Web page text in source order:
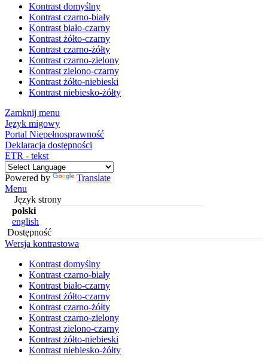
Kontrast domyślny
Kontrast czarno-biały
Kontrast biało-czarny
Kontrast żółto-czarny
Kontrast czarno-żółty
Kontrast czarno-zielony
Kontrast zielono-czarny
Kontrast żółto-niebieski
Kontrast niebiesko-żółty
Zamknij menu
Język migowy
Portal Niepełnosprawność
Deklaracja dostępności
ETR - tekst
Powered by
Translate
Menu
Język strony
polski
english
Dostępność
Wersja kontrastowa
Kontrast domyślny
Kontrast czarno-biały
Kontrast biało-czarny
Kontrast żółto-czarny
Kontrast czarno-żółty
Kontrast czarno-zielony
Kontrast zielono-czarny
Kontrast żółto-niebieski
Kontrast niebiesko-żółty